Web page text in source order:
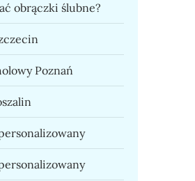
obrączki ślubne?
Poznań